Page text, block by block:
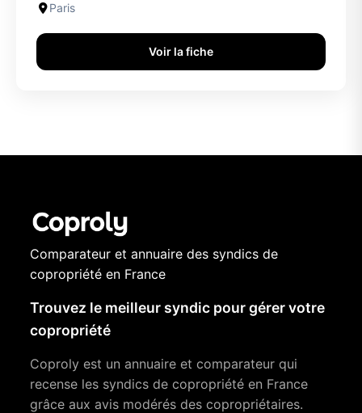
Paris
Voir la fiche
Comparateur et annuaire des syndics de
copropriété en France
Trouvez le meilleur syndic pour gérer votre
copropriété
Coproly est un annuaire et comparateur qui
recense les syndics de copropriété en France
grâce aux avis modérés des copropriétaires.